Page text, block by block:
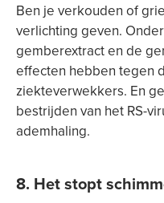
Ben je verkouden of
verlichting geven.
gemberextract en de
effecten hebben tegen
ziekteverwekkers. En
bestrijden van het RS-
ademhaling.
8. Het stopt